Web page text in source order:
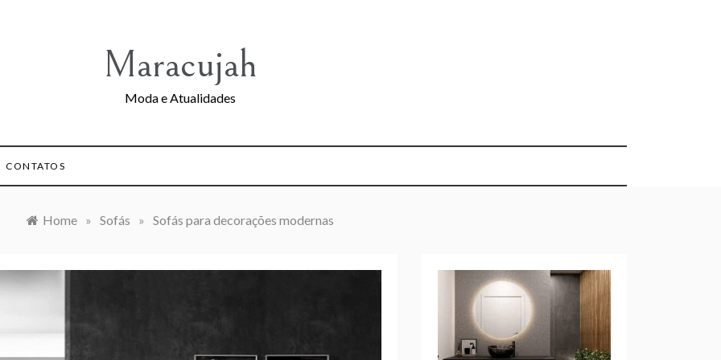
Maracujah
Moda e Atualidades
CONTATOS
Home » Sofás » Sofás para decorações modernas